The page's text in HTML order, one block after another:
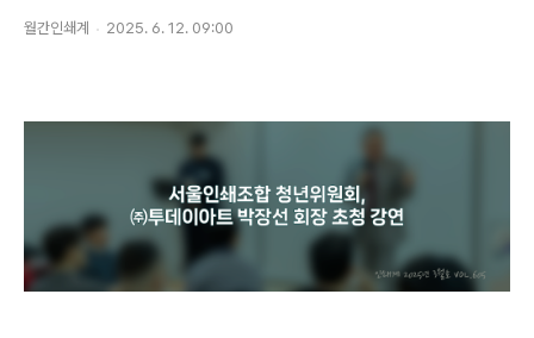
월간인쇄계 2025. 6. 12. 09:00